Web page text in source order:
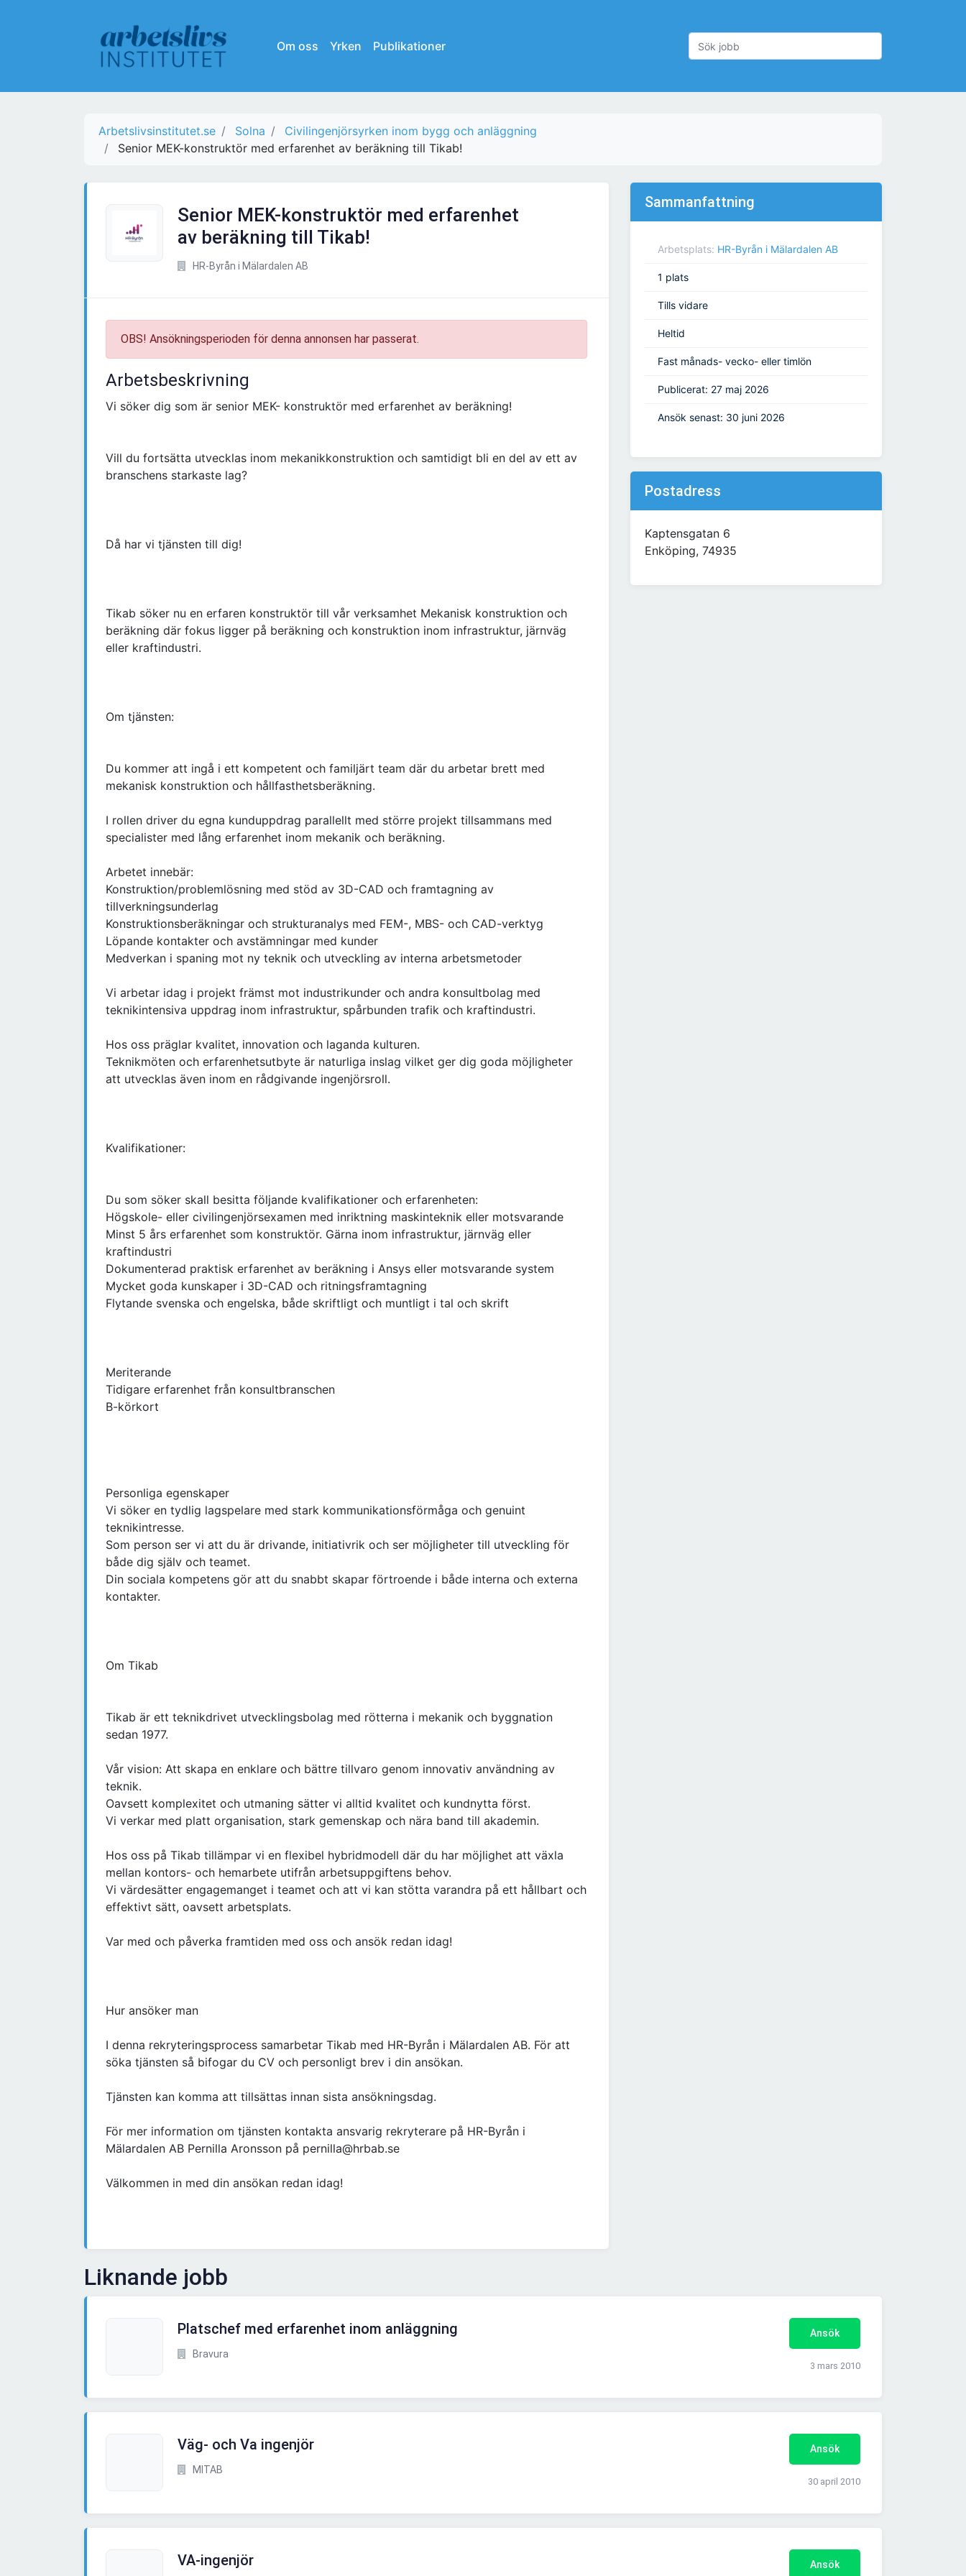
Om oss Yrken Publikationer
Arbetslivsinstitutet.se Solna
Civilingenjörsyrken inom bygg och anläggning
Senior MEK-konstruktör med erfarenhet av beräkning till Tikab!
Senior MEK-konstruktör med erfarenhet
av beräkning till Tikab!
HR-Byrån i Mälardalen AB
OBS! Ansökningsperioden för denna annonsen har passerat.
Arbetsbeskrivning
Vi söker dig som är senior MEK- konstruktör med erfarenhet av beräkning!
Vill du fortsätta utvecklas inom mekanikkonstruktion och samtidigt bli en del av ett av
branschens starkaste lag?
Då har vi tjänsten till dig!
Tikab söker nu en erfaren konstruktör till vår verksamhet Mekanisk konstruktion och
beräkning där fokus ligger på beräkning och konstruktion inom infrastruktur, järnväg
eller kraftindustri.
Om tjänsten:
Du kommer att ingå i ett kompetent och familjärt team där du arbetar brett med
mekanisk konstruktion och hållfasthetsberäkning.
I rollen driver du egna kunduppdrag parallellt med större projekt tillsammans med
specialister med lång erfarenhet inom mekanik och beräkning.
Arbetet innebär:
Konstruktion/problemlösning med stöd av 3D-CAD och framtagning av
tillverkningsunderlag
Konstruktionsberäkningar och strukturanalys med FEM-, MBS- och CAD-verktyg
Löpande kontakter och avstämningar med kunder
Medverkan i spaning mot ny teknik och utveckling av interna arbetsmetoder
Vi arbetar idag i projekt främst mot industrikunder och andra konsultbolag med
teknikintensiva uppdrag inom infrastruktur, spårbunden trafik och kraftindustri.
Hos oss präglar kvalitet, innovation och laganda kulturen.
Teknikmöten och erfarenhetsutbyte är naturliga inslag vilket ger dig goda möjligheter
att utvecklas även inom en rådgivande ingenjörsroll.
Kvalifikationer:
Du som söker skall besitta följande kvalifikationer och erfarenheten:
Högskole- eller civilingenjörsexamen med inriktning maskinteknik eller motsvarande
Minst 5 års erfarenhet som konstruktör. Gärna inom infrastruktur, järnväg eller
kraftindustri
Dokumenterad praktisk erfarenhet av beräkning i Ansys eller motsvarande system
Mycket goda kunskaper i 3D-CAD och ritningsframtagning
Flytande svenska och engelska, både skriftligt och muntligt i tal och skrift
Meriterande
Tidigare erfarenhet från konsultbranschen
B-körkort
Personliga egenskaper
Vi söker en tydlig lagspelare med stark kommunikationsförmåga och genuint
teknikintresse.
Som person ser vi att du är drivande, initiativrik och ser möjligheter till utveckling för
både dig själv och teamet.
Din sociala kompetens gör att du snabbt skapar förtroende i både interna och externa
kontakter.
Om Tikab
Tikab är ett teknikdrivet utvecklingsbolag med rötterna i mekanik och byggnation
sedan 1977.
Vår vision: Att skapa en enklare och bättre tillvaro genom innovativ användning av
teknik.
Oavsett komplexitet och utmaning sätter vi alltid kvalitet och kundnytta först.
Vi verkar med platt organisation, stark gemenskap och nära band till akademin.
Hos oss på Tikab tillämpar vi en flexibel hybridmodell där du har möjlighet att växla
mellan kontors- och hemarbete utifrån arbetsuppgiftens behov.
Vi värdesätter engagemanget i teamet och att vi kan stötta varandra på ett hållbart och
effektivt sätt, oavsett arbetsplats.
Var med och påverka framtiden med oss och ansök redan idag!
Hur ansöker man
I denna rekryteringsprocess samarbetar Tikab med HR-Byrån i Mälardalen AB. För att
söka tjänsten så bifogar du CV och personligt brev i din ansökan.
Tjänsten kan komma att tillsättas innan sista ansökningsdag.
För mer information om tjänsten kontakta ansvarig rekryterare på HR-Byrån i
Mälardalen AB Pernilla Aronsson på pernilla@hrbab.se
Välkommen in med din ansökan redan idag!
Sammanfattning
Arbetsplats: HR-Byrån i Mälardalen AB
1 plats
Tills vidare
Heltid
Fast månads- vecko- eller timlön
Publicerat: 27 maj 2026
Ansök senast: 30 juni 2026
Postadress
Kaptensgatan 6
Enköping, 74935
Liknande jobb
Platschef med erfarenhet inom anläggning
Bravura
Ansök
3 mars 2010
Väg- och Va ingenjör
MITAB
Ansök
30 april 2010
VA-ingenjör Ansök